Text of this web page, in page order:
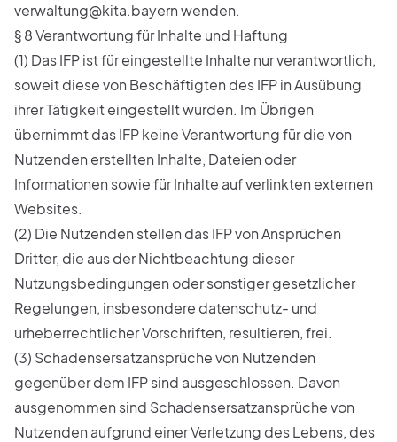
verwaltung@kita.bayernwenden.
§ 8 Verantwortung für Inhalte und Haftung
(1) Das IFP ist für eingestellte Inhalte nur verantwortlich,
soweit diese von Beschäftigten des IFP in Ausübung
ihrer Tätigkeit eingestellt wurden. Im Übrigen
übernimmt das IFP keine Verantwortung für die von
Nutzenden erstellten Inhalte, Dateien oder
Informationen sowie für Inhalte auf verlinkten externen
Websites.
(2) Die Nutzenden stellen das IFP von Ansprüchen
Dritter, die aus der Nichtbeachtung dieser
Nutzungsbedingungen oder sonstiger gesetzlicher
Regelungen, insbesondere datenschutz- und
urheberrechtlicher Vorschriften, resultieren, frei.
(3) Schadensersatzansprüche von Nutzenden
gegenüber dem IFP sind ausgeschlossen. Davon
ausgenommen sind Schadensersatzansprüche von
Nutzenden aufgrund einer Verletzung des Lebens, des